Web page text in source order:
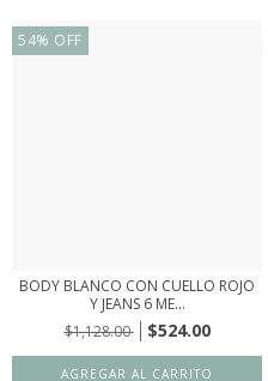
54% OFF
BODY BLANCO CON CUELLO ROJO
Y JEANS 6 ME...
$1,128.00
$524.00